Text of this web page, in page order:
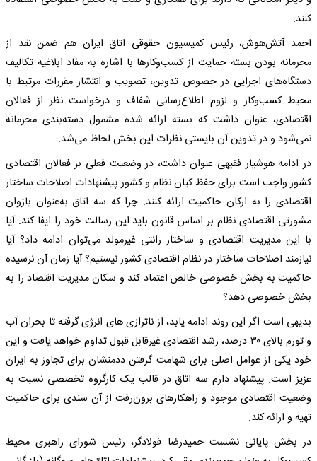
کنند.
احمد آتش‌هوش، رئیس کمیسیون حقوقی اتاق ایران هم ضمن نقد از
محرمانه بودن بسته حمایت از کسب‌وکارها با اشاره به مفاد ابلاغیه تکالیف
دستگاه‌های اجرایی در خصوص تدوین، تصویب و انتشار مقررات مرتبط با
محیط کسب‌وکار و لزوم اطلاع‌رسانی شفاف و درخواست نظر از فعالان
اقتصادی، عنوان داشت که بسته ارائه شده مشمول دسته‌بندی محرمانه
نمی‌شود و در تدوین آن بایستی نظرات این بخش لحاظ می‌شد.
در ادامه هوشیار فقیهی عنوان داشت، در وضعیت فعلی بر فعالان اقتصادی
کشور واجب است برای حفظ کیان نظام و کشور پیشنهادات اصلاحات ساختار
اقتصادی را به ارکان حاکمیت ارائه کنند. چرا که سه اتاق به‌عنوان بازوان
مشورتی اقتصادی نظام بر اساس قانون باید این رسالت خود را ایفا کند. آیا
با این مدیریت اقتصادی و ساختار رانتی غیرمولد می‌توان ادامه داد؟ آیا
نیازمند اصلاحات ساختار در نظام اقتصادی کشور نیستیم؟ آیا زمان آن نرسیده
حاکمیت به بخش خصوصی خالص اعتماد کند و سکان مدیریت اقتصاد را به
بخش خصوصی دهد؟
بدیهی است اگر این روند ادامه یابد، از ناترازی های انرژی گرفته تا بحران آب
و تورم بالای ۳۰ درصد، رشد اقتصادی غیرقابل قبول تداوم خواهد یافت و این
خود یکی از عوامل اصلی برای شهامت گرفتن ددمنشان برای تجاوز به ایران
عزیز است. پیشنهاد دارم سه اتاق در قالب یک کارگروه تخصصی نسبت به
وضعیت اقتصادی موجود و راهکارهای برون‌رفت از آن سندی برای حاکمیت
تهیه و ارائه کند.
در بخش پایانی نشست حمیدرضا فولادگر، رئیس شورای راهبری محیط